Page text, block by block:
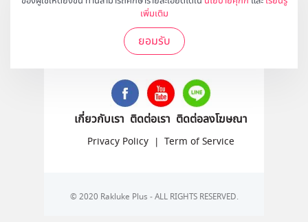
เพิ่มเติม
ยอมรับ
ติดตามเราได้ที่
เกี่ยวกับเรา ติดต่อเรา ติดต่อลงโฆษณา
Privacy Policy | Term of Service
© 2020 Rakluke Plus - ALL RIGHTS RESERVED.